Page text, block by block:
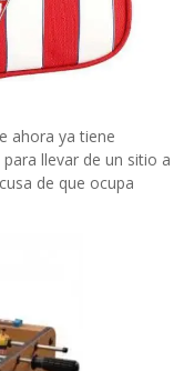
ahora ya tiene
llevar de un sitio a
de que ocupa